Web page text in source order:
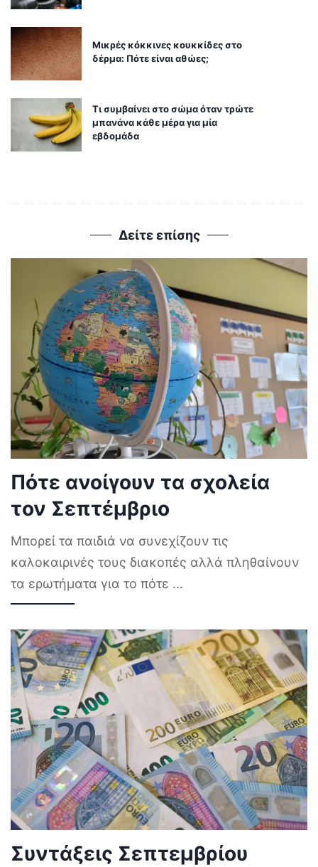
Μικρές κόκκινες κουκκίδες στο
δέρμα: Πότε είναι αθώες;
Τι συμβαίνει στο σώμα όταν τρώτε
μπανάνα κάθε μέρα για μία
εβδομάδα
Δείτε επίσης
Πότε ανοίγουν τα σχολεία
τον Σεπτέμβριο
Μπορεί τα παιδιά να συνεχίζουν τις
καλοκαιρινές τους διακοπές αλλά πληθαίνουν
τα ερωτήματα για το πότε ...
Συντάξεις Σεπτεμβρίου